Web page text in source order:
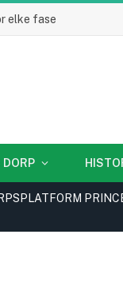
elke fase
DORP